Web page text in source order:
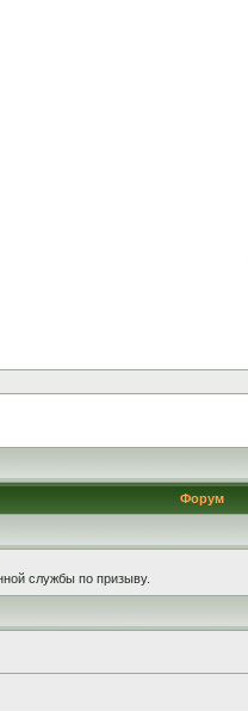
Форум
службы по призыву.